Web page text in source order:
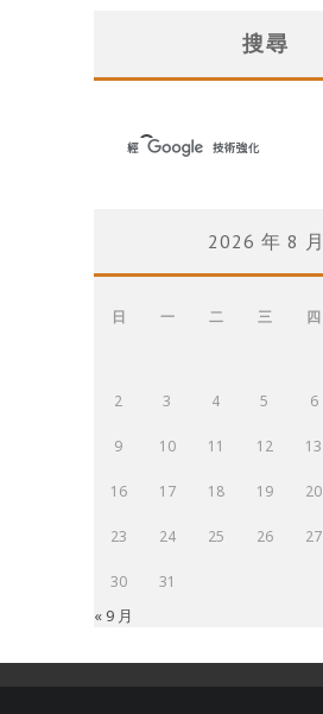
搜尋
2026 年 8 月
日 一 二 三 四
2 3 4 5 6
9 10 11 12 13
16 17 18 19 20
23 24 25 26 27
30 31
« 9 月